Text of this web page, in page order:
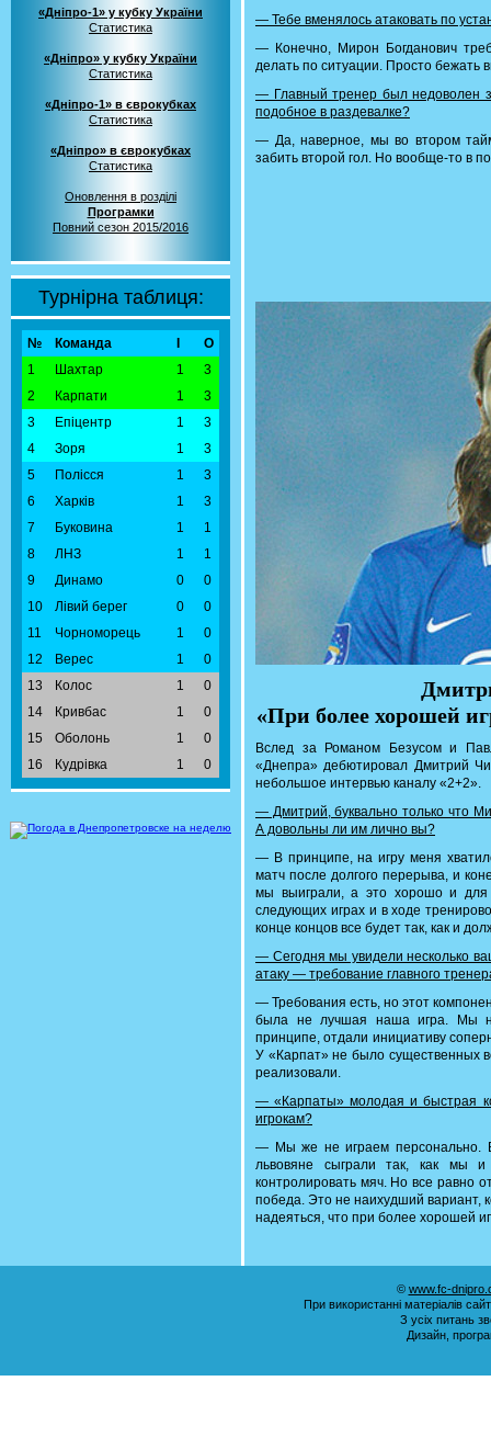
«Дніпро-1» у кубку України
Статистика
«Дніпро» у кубку України
Статистика
«Дніпро-1» в єврокубках
Статистика
«Дніпро» в єврокубках
Статистика
Оновлення в розділі
Програмки
Повний сезон 2015/2016
Турнірна таблиця:
№ Команда
О
1
Шахтар 1
3
2
Карпати 1
3
3
Епіцентр 1
3
4
Зоря 1
3
5
Полісся 1
3
6
Харків 1
3
7
Буковина 1
1
8
ЛНЗ 1
1
9
Динамо 0
0
10
Лівий берег 0
0
11
Чорноморець 1
0
12
Верес 1
0
13
Колос 1
0
14
Кривбас 1
0
15
Оболонь 1
0
16
Кудрівка 1 0
— Тебе вменялось атаковать по
— Конечно, Мирон Богданович
делать по ситуации. Просто бежать
— Главный тренер был недоволен
подобное в раздевалке?
— Да, наверное, мы во втором
забить второй гол. Но вообще-то в
«При более хорошей
Вслед за Романом Безусом и
«Днепра» дебютировал Дмитрий
небольшое интервью каналу «2+2».
— Дмитрий, буквально только что
А довольны ли им лично вы?
— В принципе, на игру меня
матч после долгого перерыва, и
мы выиграли, а это хорошо и
следующих играх и в ходе
конце концов все будет так, как и
— Сегодня мы увидели несколько
атаку — требование главного
— Требования есть, но этот
была не лучшая наша игра. Мы
принципе, отдали инициативу
У «Карпат» не было существенных
реализовали.
— «Карпаты» молодая и быстрая
игрокам?
— Мы же не играем персонально.
львовяне сыграли так, как мы
контролировать мяч. Но все равно
победа. Это не наихудший вариант,
надеяться, что при более хорошей
© www.fc-
При використанні матеріалів
З усіх питань
Дизайн,